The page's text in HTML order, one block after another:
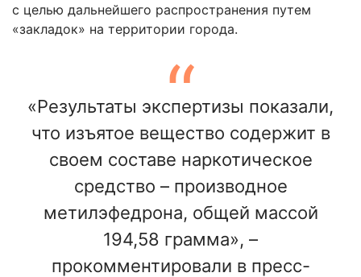
с целью дальнейшего распространения путем
«закладок» на территории города.
«Результаты экспертизы показали,
что изъятое вещество содержит в
своем составе наркотическое
средство – производное
метилэфедрона, общей массой
194,58 грамма», –
прокомментировали в пресс-